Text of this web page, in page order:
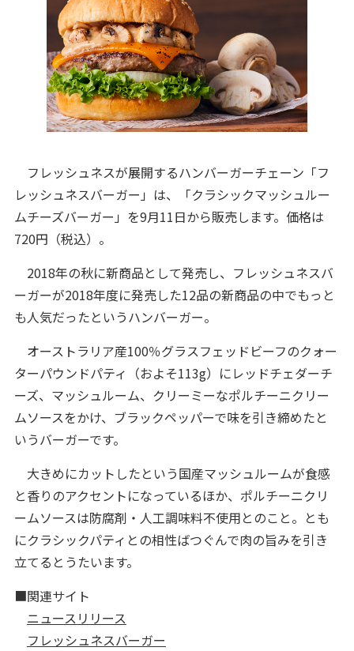
フレッシュネスが展開するハンバーガーチェーン「フ
レッシュネスバーガー」は、「クラシックマッシュルー
ムチーズバーガー」を9月11日から販売します。価格は
720円（税込）。
2018年の秋に新商品として発売し、フレッシュネスバ
ーガーが2018年度に発売した12品の新商品の中でもっと
も人気だったというハンバーガー。
オーストラリア産100％グラスフェッドビーフのクォー
ターパウンドパティ（およそ113g）にレッドチェダーチ
ーズ、マッシュルーム、クリーミーなポルチーニクリー
ムソースをかけ、ブラックペッパーで味を引き締めたと
いうバーガーです。
大きめにカットしたという国産マッシュルームが食感
と香りのアクセントになっているほか、ポルチーニクリ
ームソースは防腐剤・人工調味料不使用とのこと。とも
にクラシックパティとの相性ばつぐんで肉の旨みを引き
立てるとうたいます。
■関連サイト
ニュースリリース
フレッシュネスバーガー